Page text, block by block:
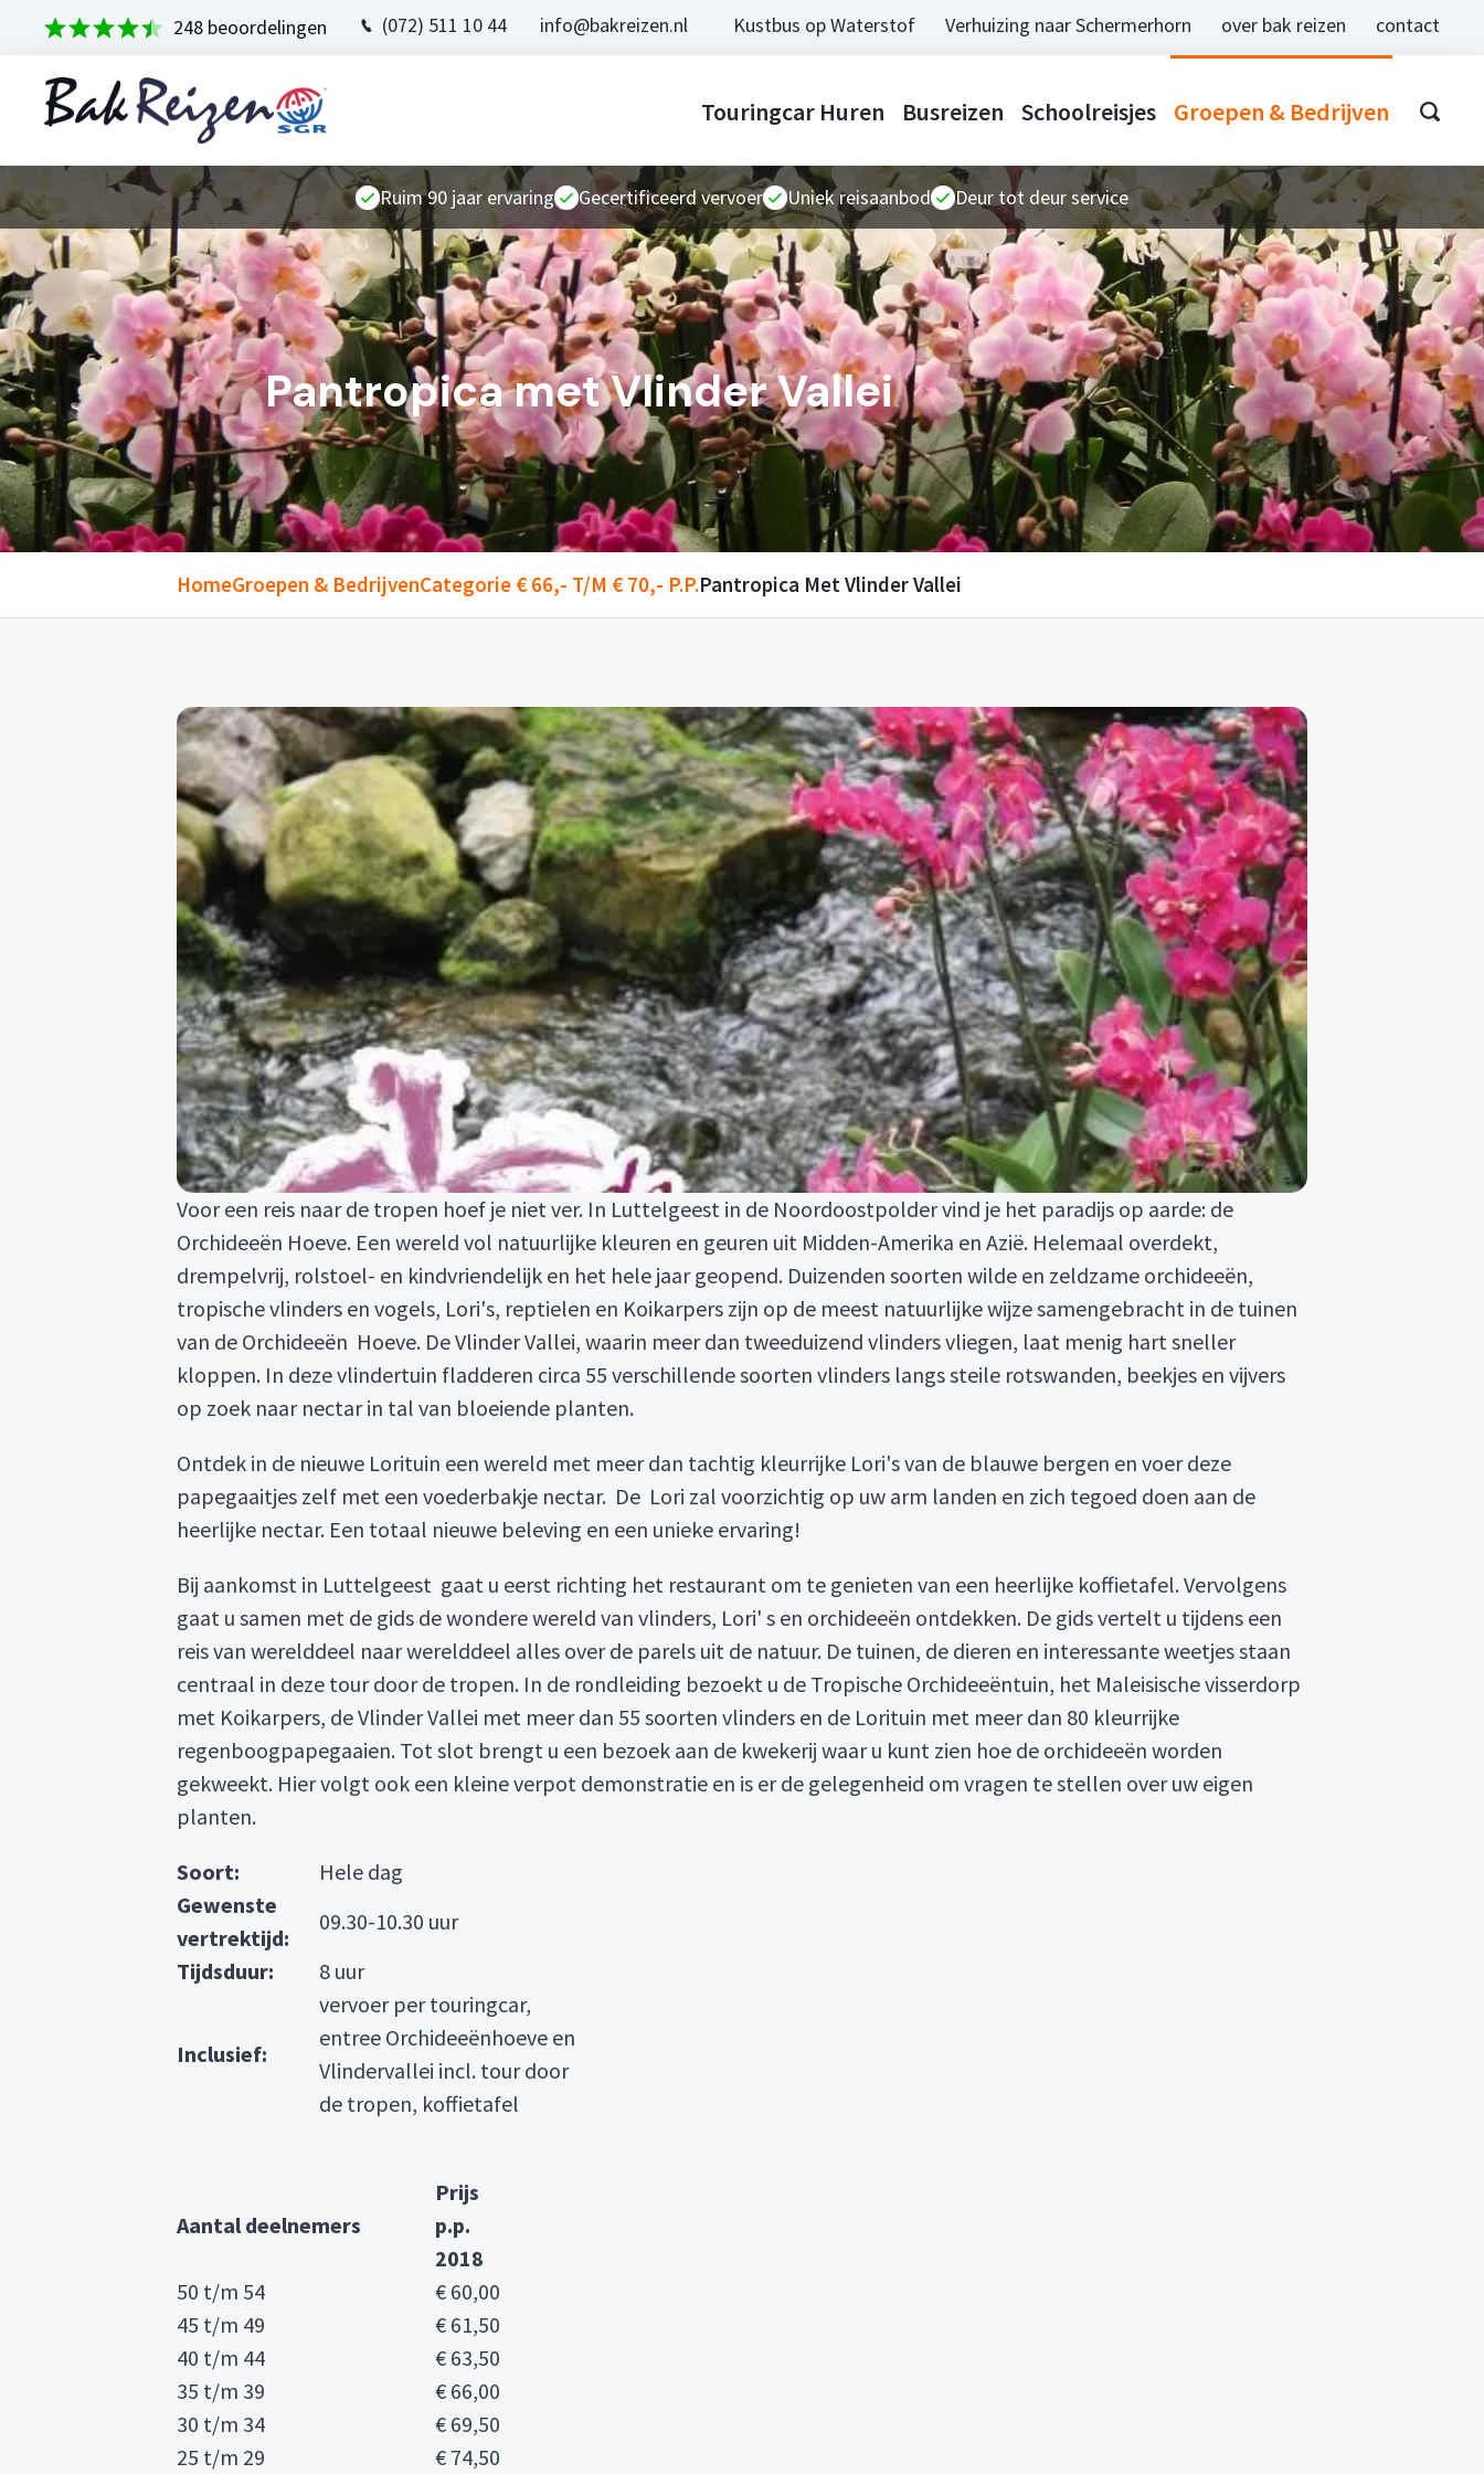
248 beoordelingen (072) 511 10 44 info@bakreizen.nl Kustbus op Waterstof Verhuizing naar Schermerhorn over bak reizen contact
Touringcar Huren Busreizen Schoolreisjes Groepen & Bedrijven
Ruim 90 jaar ervaring Gecertificeerd vervoer Uniek reisaanbod Deur tot deur service
Pantropica met Vlinder Vallei
HomeGroepen & BedrijvenCategorie € 66,- T/m € 70,- P.p.Pantropica Met Vlinder Vallei
Voor een reis naar de tropen hoef je niet ver. In Luttelgeest in de Noordoostpolder vind je het paradijs op aarde: de
Orchideeën Hoeve. Een wereld vol natuurlijke kleuren en geuren uit Midden-Amerika en Azië. Helemaal overdekt,
drempelvrij, rolstoel- en kindvriendelijk en het hele jaar geopend. Duizenden soorten wilde en zeldzame orchideeën,
tropische vlinders en vogels, Lori's, reptielen en Koikarpers zijn op de meest natuurlijke wijze samengebracht in de tuinen
van de Orchideeën Hoeve. De Vlinder Vallei, waarin meer dan tweeduizend vlinders vliegen, laat menig hart sneller
kloppen. In deze vlindertuin fladderen circa 55 verschillende soorten vlinders langs steile rotswanden, beekjes en vijvers
op zoek naar nectar in tal van bloeiende planten.
Ontdek in de nieuwe Lorituin een wereld met meer dan tachtig kleurrijke Lori's van de blauwe bergen en voer deze
papegaaitjes zelf met een voederbakje nectar. De Lori zal voorzichtig op uw arm landen en zich tegoed doen aan de
heerlijke nectar. Een totaal nieuwe beleving en een unieke ervaring!
Bij aankomst in Luttelgeest gaat u eerst richting het restaurant om te genieten van een heerlijke koffietafel. Vervolgens
gaat u samen met de gids de wondere wereld van vlinders, Lori' s en orchideeën ontdekken. De gids vertelt u tijdens een
reis van werelddeel naar werelddeel alles over de parels uit de natuur. De tuinen, de dieren en interessante weetjes staan
centraal in deze tour door de tropen. In de rondleiding bezoekt u de Tropische Orchideeëntuin, het Maleisische visserdorp
met Koikarpers, de Vlinder Vallei met meer dan 55 soorten vlinders en de Lorituin met meer dan 80 kleurrijke
regenboogpapegaaien. Tot slot brengt u een bezoek aan de kwekerij waar u kunt zien hoe de orchideeën worden
gekweekt. Hier volgt ook een kleine verpot demonstratie en is er de gelegenheid om vragen te stellen over uw eigen
planten.
Soort:
Hele dag
Gewenste
vertrektijd:
09.30-10.30 uur
Tijdsduur:
8 uur
Inclusief:
vervoer per touringcar,
entree Orchideeënhoeve en
Vlindervallei incl. tour door
de tropen, koffietafel
Aantal deelnemers
Prijs
p.p.
2018
50 t/m 54
€ 60,00
45 t/m 49
€ 61,50
40 t/m 44
€ 63,50
35 t/m 39
€ 66,00
30 t/m 34
€ 69,50
25 t/m 29
€ 74,50